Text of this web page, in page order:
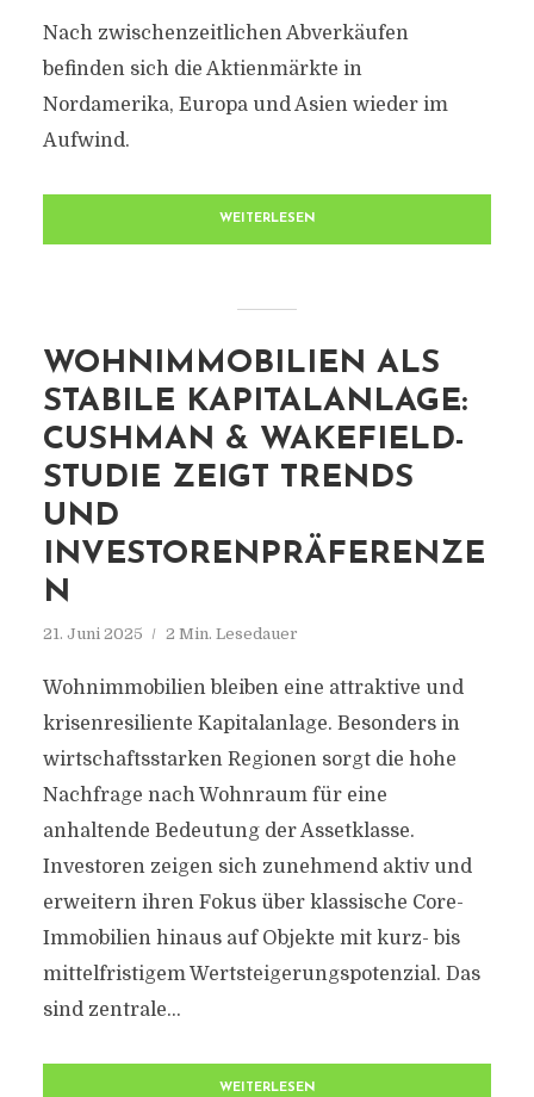
Nach zwischenzeitlichen Abverkäufen
befinden sich die Aktienmärkte in
Nordamerika, Europa und Asien wieder im
Aufwind.
WEITERLESEN
WOHNIMMOBILIEN ALS
STABILE KAPITALANLAGE:
CUSHMAN & WAKEFIELD-
STUDIE ZEIGT TRENDS
UND
INVESTORENPRÄFERENZE
N
21. Juni 2025 2 Min. Lesedauer
Wohnimmobilien bleiben eine attraktive und
krisenresiliente Kapitalanlage. Besonders in
wirtschaftsstarken Regionen sorgt die hohe
Nachfrage nach Wohnraum für eine
anhaltende Bedeutung der Assetklasse.
Investoren zeigen sich zunehmend aktiv und
erweitern ihren Fokus über klassische Core-
Immobilien hinaus auf Objekte mit kurz- bis
mittelfristigem Wertsteigerungspotenzial. Das
sind zentrale...
WEITERLESEN